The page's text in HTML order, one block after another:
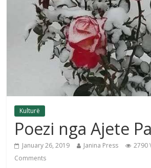
Kulturë
Poezi nga Ajete
January 26, 2019 Janina Press 2790
Comments